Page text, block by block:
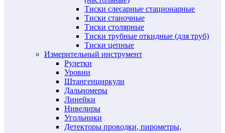
Тиски слесарные стационарные
Тиски станочные
Тиски столярные
Тиски трубные откидные (для труб)
Тиски цепные
Измерительный инструмент
Рулетки
Уровни
Штангенциркули
Дальномеры
Линейки
Нивелиры
Угольники
Детекторы проводки, пирометры,